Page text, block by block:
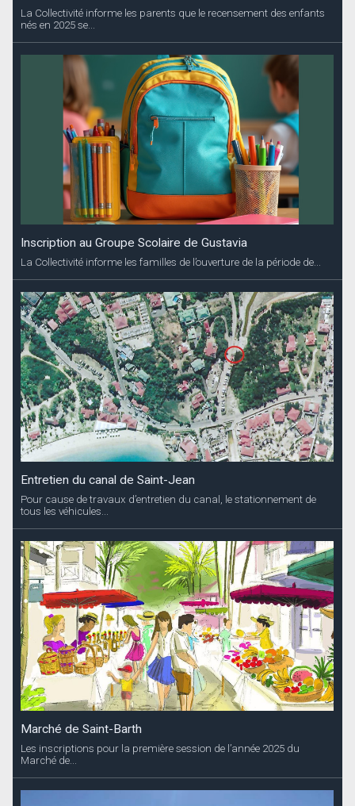
Inscription au Groupe Scolaire de Gustavia
La Collectivité informe les familles de l’ouverture de la période de...
Entretien du canal de Saint-Jean
Pour cause de travaux d’entretien du canal, le stationnement de
tous les véhicules...
Marché de Saint-Barth
Les inscriptions pour la première session de l’année 2025 du
Marché de...